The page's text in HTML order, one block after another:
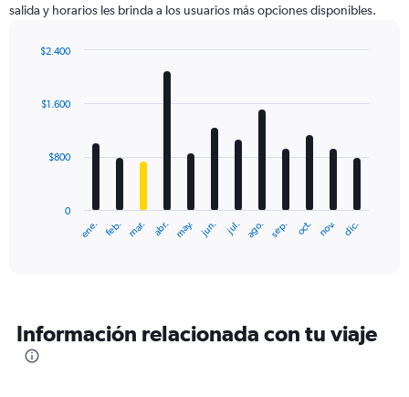
salida y horarios les brinda a los usuarios más opciones disponibles.
with
12
The
categories.
The
ene. feb. mar. abr. may. jun. jul. ago. sep. oct. nov. dic.
0
$800
$1.600
$2.400
Información relacionada con tu viaje